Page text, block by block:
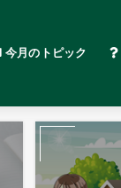
今月のトピック